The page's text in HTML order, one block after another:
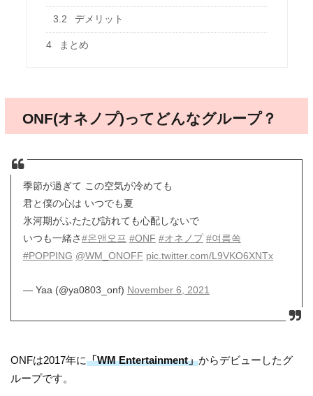
3.2 デメリット
4 まとめ
ONF(オネノプ)ってどんなグループ？
季節が過ぎて この空気が冷めても
君と僕の心は いつでも夏
氷河期がふたたび訪れても心配しないで
いつも一緒さ#온앤오프 #ONF #オネノプ #여름쏙
#POPPING @WM_ONOFF pic.twitter.com/L9VKO6XNTx
— Yaa (@ya0803_onf) November 6, 2021
ONFは2017年に「WM Entertainment」からデビューしたグ
ループです。